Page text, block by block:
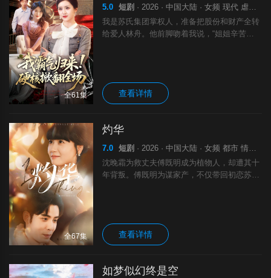
全61集
5.0 短剧 · 2026 · 中国大陆 · 女频 现代 虐渣 剧
我是苏氏集团掌权人，准备把股份和财产全转
给爱人林舟。他前脚吻着我说，“姐姐辛苦
我！我毫不犹豫的冻结他的银行卡，收回所有
财产！他们狂笑着准备登上人生巅峰时，我亲
手将他们一个个按进谷底，从此只能活在痛苦
查看详情
全67集
灼华
7.0 短剧 · 2026 · 中国大陆 · 女频 都市 情感 剧
沈晚霜为救丈夫傅既明成为植物人，却遭其十
年背叛。傅既明为谋家产，不仅带回初恋苏怜
入，步步为营，最终一步步让仇敌付出代价，
夺回一切，最终寻到真爱，迎来幸福快乐的日
子。
查看详情
如梦似幻终是空